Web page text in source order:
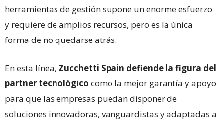
herramientas de gestión supone un enorme esfuerzo
y requiere de amplios recursos, pero es la única
forma de no quedarse atrás.
En esta línea, Zucchetti Spain defiende la figura del
partner tecnológico como la mejor garantía y apoyo
para que las empresas puedan disponer de
soluciones innovadoras, vanguardistas y adaptadas a